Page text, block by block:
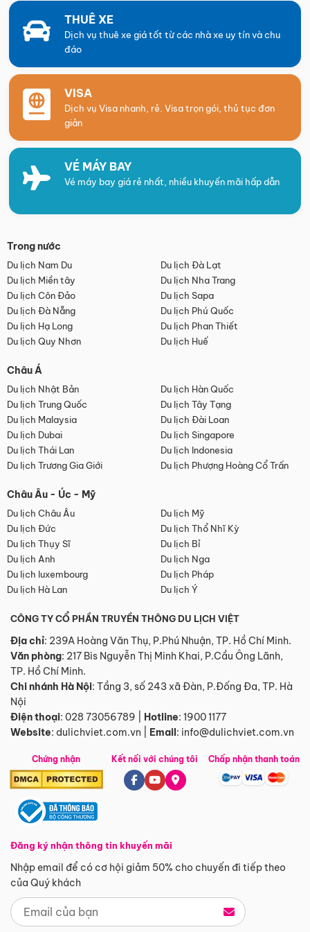
THUÊ XE
Dịch vụ thuê xe giá tốt từ các nhà xe uy tín và chu
đáo
VISA
Dịch vụ Visa nhanh, rẻ. Visa trọn gói, thủ tục đơn
giản
VÉ MÁY BAY
Vé máy bay giá rẻ nhất, nhiều khuyến mãi hấp dẫn
Trong nước
Du lịch Nam Du
Du lịch Đà Lạt
Du lịch Miền tây
Du lịch Nha Trang
Du lịch Côn Đảo
Du lịch Sapa
Du lịch Đà Nẵng
Du lịch Phú Quốc
Du lịch Hạ Long
Du lịch Phan Thiết
Du lịch Quy Nhơn
Du lịch Huế
Châu Á
Du lịch Nhật Bản
Du lịch Hàn Quốc
Du lịch Trung Quốc
Du lịch Tây Tạng
Du lịch Malaysia
Du lịch Đài Loan
Du lịch Dubai
Du lịch Singapore
Du lịch Thái Lan
Du lịch Indonesia
Du lịch Trương Gia Giới
Du lịch Phượng Hoàng Cổ Trấn
Châu Âu - Úc - Mỹ
Du lịch Châu Âu
Du lịch Mỹ
Du lịch Đức
Du lịch Thổ Nhĩ Kỳ
Du lịch Thụy Sĩ
Du lịch Bỉ
Du lịch Anh
Du lịch Nga
Du lịch luxembourg
Du lịch Pháp
Du lịch Hà Lan
Du lịch Ý
CÔNG TY CỔ PHẦN TRUYỀN THÔNG DU LỊCH VIỆT
Địa chỉ: 239A Hoàng Văn Thụ, P.Phú Nhuận, TP. Hồ Chí Minh.
Văn phòng: 217 Bis Nguyễn Thị Minh Khai, P.Cầu Ông Lãnh,
TP. Hồ Chí Minh.
Chi nhánh Hà Nội: Tầng 3, số 243 xã Đàn, P.Đống Đa, TP. Hà
Nội
Điện thoại: 028 73056789 Hotline: 1900 1177
Website: dulichviet.com.vn Email: info@dulichviet.com.vn
Chứng nhận
Đăng ký nhận thông tin khuyến mãi
Nhập email để có cơ hội giảm 50% cho chuyến đi tiếp theo
của Quý khách
Kết nối với chúng tôi Chấp nhận thanh toán